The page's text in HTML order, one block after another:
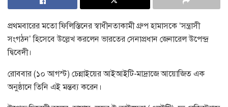
প্রথমবারের মতো ফিলিস্তিনের স্বাধীনতাকামী গ্রুপ হামাসকে ‘সন্ত্রাসী
সংগঠন’ হিসেবে উল্লেখ করলেন ভারতের সেনাপ্রধান জেনারেল উপেন্দ্র
দ্বিবেদী।
রোববার (১০ আগস্ট) চেন্নাইয়ের আইআইটি-মাদ্রাজে আয়োজিত এক
অনুষ্ঠানে তিনি এই মন্তব্য করেন।